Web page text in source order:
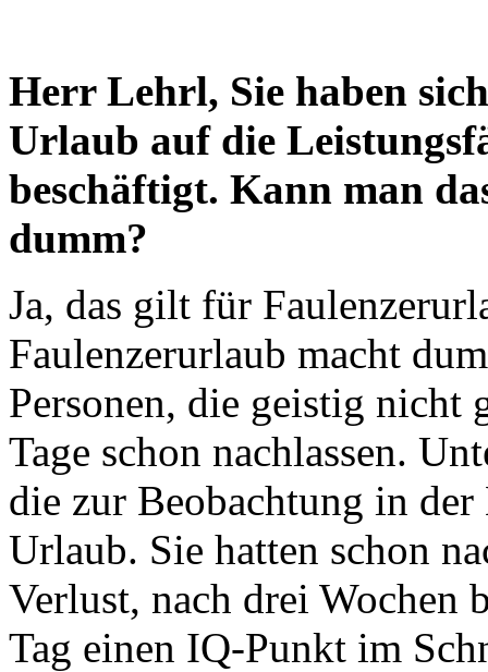
Herr Lehrl, Sie haben
Urlaub auf die
beschäftigt. Kann man
dumm?
Ja, das gilt für
Faulenzerurlaub macht
Personen, die geistig nicht
Tage schon nachlassen.
die zur Beobachtung in
Urlaub. Sie hatten schon
Verlust, nach drei Wochen
Tag einen IQ-Punkt im